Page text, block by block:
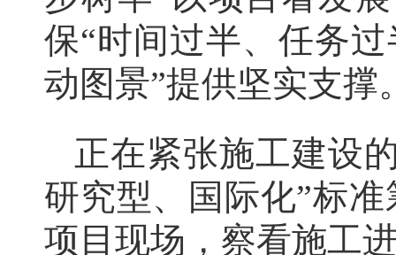
保“时间过半、任务
动图景”提供坚实支撑
正在紧张施工建设
研究型、国际化”标
项目现场，察看施工